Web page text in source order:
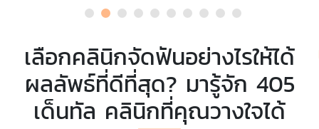
เลือกคลินิกจัดฟันอย่างไรให้ได้
ผลลัพธ์ที่ดีที่สุด? มารู้จัก 405
เด็นทัล คลินิกที่คุณวางใจได้